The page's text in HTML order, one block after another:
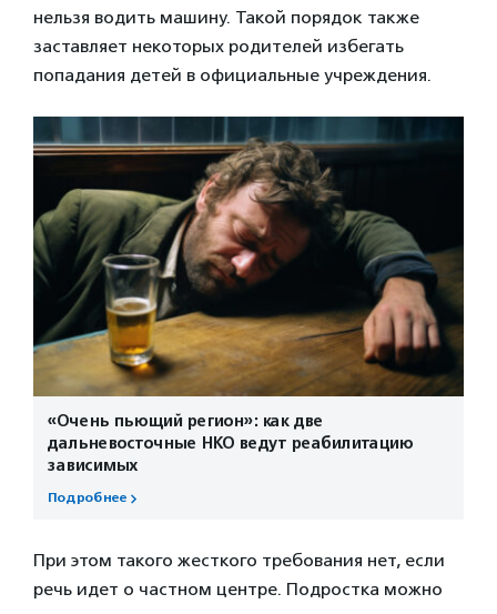
нельзя водить машину. Такой порядок также
заставляет некоторых родителей избегать
попадания детей в официальные учреждения.
«Очень пьющий регион»: как две
дальневосточные НКО ведут реабилитацию
зависимых
Подробнее
При этом такого жесткого требования нет, если
речь идет о частном центре. Подростка можно